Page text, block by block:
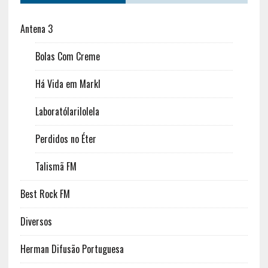
Antena 3
Bolas Com Creme
Há Vida em Markl
Laboratólarilolela
Perdidos no Éter
Talismã FM
Best Rock FM
Diversos
Herman Difusão Portuguesa